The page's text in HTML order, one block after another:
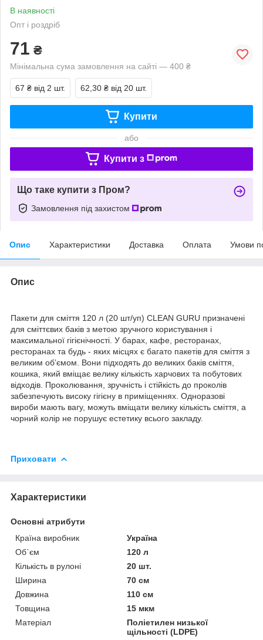
В наявності
Опт і роздріб
71 ₴
Мінімальна сума замовлення на сайті — 400 ₴
67 ₴ від 2 шт. 62,30 ₴ від 20 шт.
Купити
або
Купити з
Що таке купити з Пром?
Замовлення під захистом
Опис Характеристики Доставка Оплата Умови
Опис
Пакети для сміття 120 л (20 шт/уп) CLEAN GURU призначені
для сміттєвих баків з метою зручного користування і
максимальної гігієнічності. У барах, кафе, ресторанах,
ресторанах та будь - яких місцях є багато пакетів для сміття з
великим об’ємом. Вони підходять до великих баків сміття,
кошика, який вміщає велику кількість харчових та побутових
відходів. Проколювання, зручність і стійкість до проколів
забезпечують високу гігієну в приміщеннях. Одноразові
вироби мають вагу, можуть вміщати велику кількість сміття, а
чорний колір не порушує естетику всього закладу.
Приховати
Характеристики
Основні атрибути
Країна виробник
Україна
Об`єм
120 л
Кількість в рулоні
20 шт.
Ширина
70 см
Довжина
110 см
Товщина
15 мкм
Матеріал
Поліетилен низької
щільності (LDPE)